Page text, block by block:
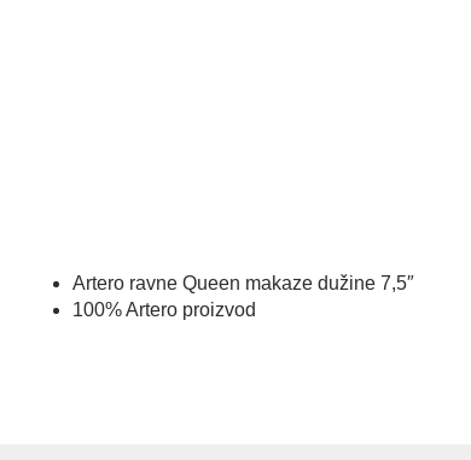
Artero ravne Queen makaze dužine 7,5″
100% Artero proizvod